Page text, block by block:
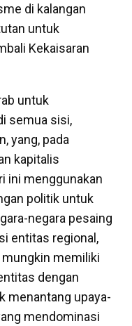
di kalangan
untuk
Kekaisaran
untuk
semua sisi,
yang, pada
kapitalis
ini menggunakan
politik untuk
negara pesaing
entitas regional,
mungkin memiliki
dengan
menantang upaya-
mendominasi